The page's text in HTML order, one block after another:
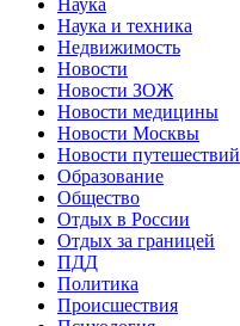
Наука
Наука и техника
Недвижимость
Новости
Новости ЗОЖ
Новости медицины
Новости Москвы
Новости путешествий
Образование
Общество
Отдых в России
Отдых за границей
ПДД
Политика
Происшествия